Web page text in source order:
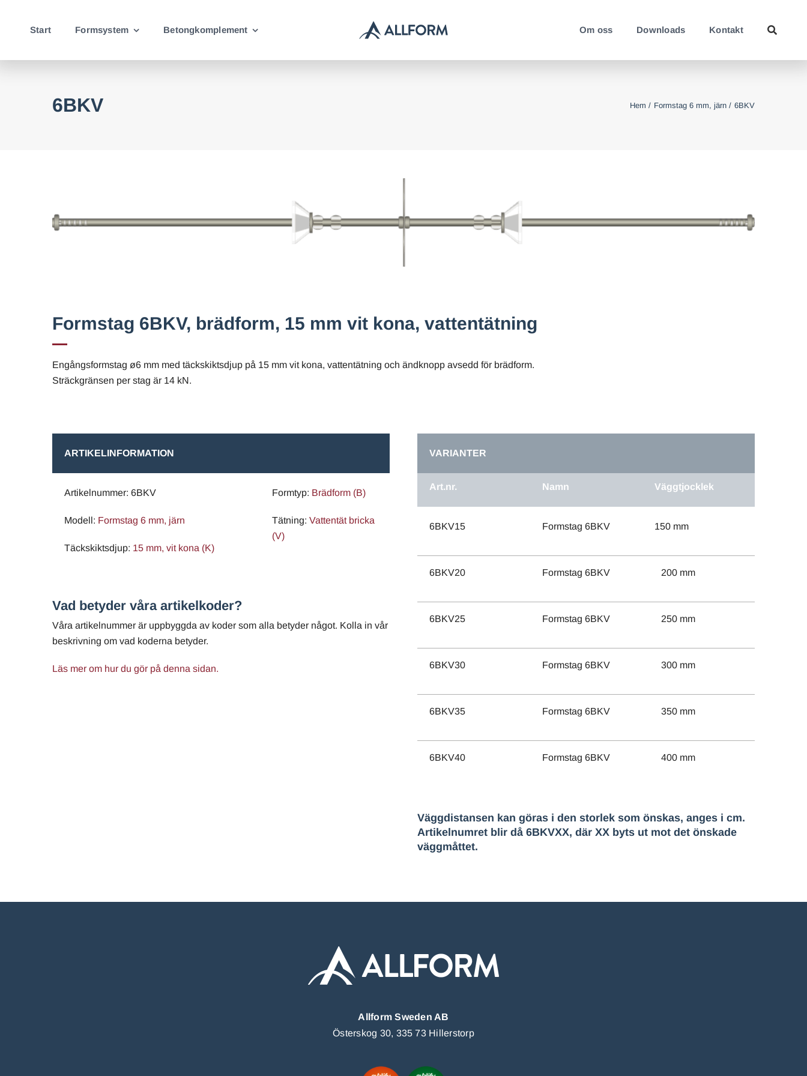
Start Formsystem Betongkomplement Om oss Downloads Kontakt
6BKV Hem Formstag 6 mm, järn 6BKV
Formstag 6BKV, brädform, 15 mm vit kona, vattentätning
Engångsformstag ø6 mm med täckskiktsdjup på 15 mm vit kona, vattentätning och ändknopp avsedd för brädform.
Sträckgränsen per stag är 14 kN.
ARTIKELINFORMATION
Artikelnummer: 6BKV
Modell: Formstag 6 mm, järn
Täckskiktsdjup: 15 mm, vit kona (K)
Formtyp: Brädform (B)
Tätning: Vattentät bricka
(V)
Vad betyder våra artikelkoder?
Våra artikelnummer är uppbyggda av koder som alla betyder något. Kolla in vår
beskrivning om vad koderna betyder.
Läs mer om hur du gör på denna sidan.
VARIANTER
Art.nr. Namn Väggtjocklek
6BKV15 Formstag 6BKV 150 mm
6BKV20 Formstag 6BKV 200 mm
6BKV25 Formstag 6BKV 250 mm
6BKV30 Formstag 6BKV 300 mm
6BKV35 Formstag 6BKV 350 mm
6BKV40 Formstag 6BKV 400 mm
Väggdistansen kan göras i den storlek som önskas, anges i cm.
Artikelnumret blir då 6BKVXX, där XX byts ut mot det önskade
väggmåttet.
Allform Sweden AB
Österskog 30, 335 73 Hillerstorp